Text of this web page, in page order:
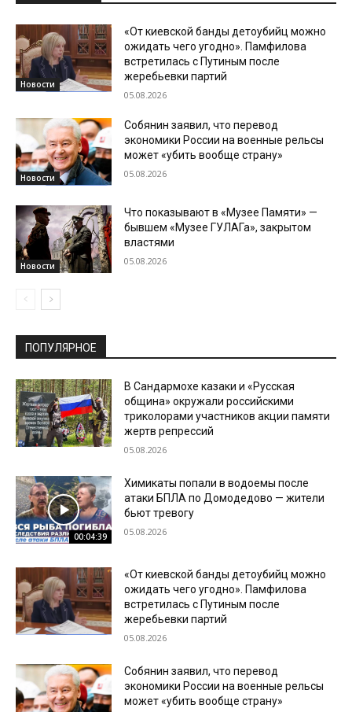
Новости
«От киевской банды детоубийц можно
ожидать чего угодно». Памфилова
встретилась с Путиным после
жеребьевки партий
05.08.2026
Новости
Собянин заявил, что перевод
экономики России на военные рельсы
может «убить вообще страну»
05.08.2026
Новости
Что показывают в «Музее Памяти» —
бывшем «Музее ГУЛАГа», закрытом
властями
05.08.2026
ПОПУЛЯРНОЕ
В Сандармохе казаки и «Русская
община» окружали российскими
триколорами участников акции памяти
жертв репрессий
05.08.2026
00:04:39
Химикаты попали в водоемы после
атаки БПЛА по Домодедово — жители
бьют тревогу
05.08.2026
«От киевской банды детоубийц можно
ожидать чего угодно». Памфилова
встретилась с Путиным после
жеребьевки партий
05.08.2026
Собянин заявил, что перевод
экономики России на военные рельсы
может «убить вообще страну»